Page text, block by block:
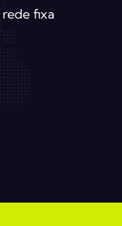
rede fixa